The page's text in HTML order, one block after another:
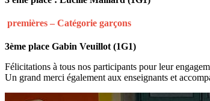
premières – Catégorie garçons
3ème place Gabin Veuillot (1G1)
Félicitations à tous nos participants pour leur
Un grand merci également aux enseignants et